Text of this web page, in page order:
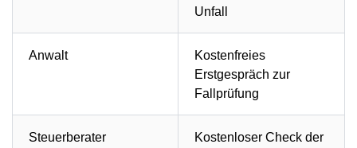
Unfall
Anwalt
Kostenfreies
Erstgespräch zur
Fallprüfung
Steuerberater
Kostenloser Check der